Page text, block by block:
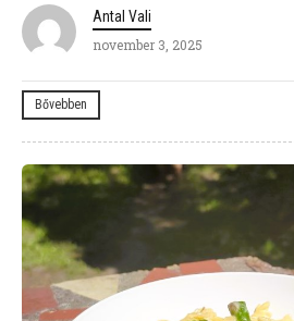
Antal Vali
november 3, 2025
Bővebben